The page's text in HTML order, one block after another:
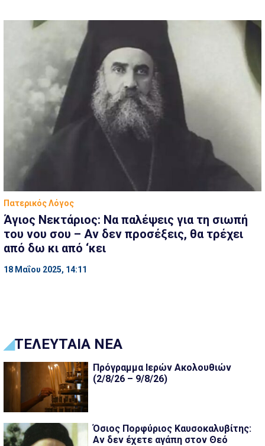
Πατερικός Λόγος
Άγιος Νεκτάριος: Να παλέψεις για τη σιωπή
του νου σου – Αν δεν προσέξεις, θα τρέχει
από δω κι από ‘κει
18 Μαΐου 2025, 14:11
ΤΕΛΕΥΤΑΙΑ ΝΕΑ
Πρόγραμμα Ιερών Ακολουθιών
(2/8/26 – 9/8/26)
Όσιος Πορφύριος Καυσοκαλυβίτης:
Αν δεν έχετε αγάπη στον Θεό